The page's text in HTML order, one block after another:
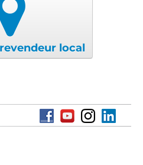
local